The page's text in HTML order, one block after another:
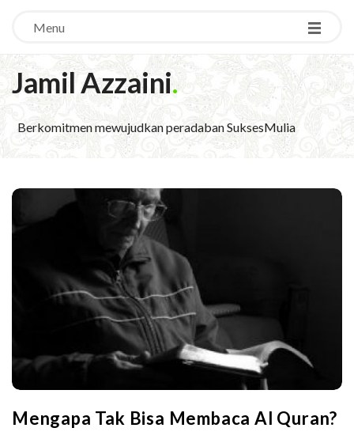
Menu
Jamil Azzaini.
Berkomitmen mewujudkan peradaban SuksesMulia
Mengapa Tak Bisa Membaca Al Quran?